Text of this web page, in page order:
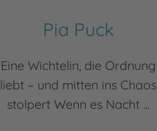
Pia Puck
Eine Wichtelin, die Ordnung
liebt – und mitten ins Chaos
stolpert Wenn es Nacht ...